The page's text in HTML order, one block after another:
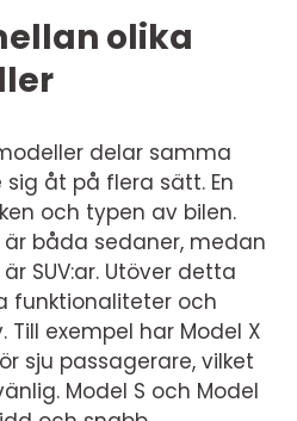
olika
delar samma
sig åt på flera sätt. En
och typen av bilen.
är båda sedaner, medan
SUV:ar. Utöver detta
funktionaliteter och
exempel har Model X
sju passagerare, vilket
Model S och Model